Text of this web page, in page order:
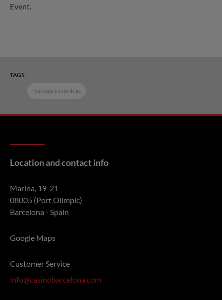
Event.
TAGS:
Torneos y crónicas
Location and contact info
Marina, 19-21
08005 (Port Olímpic)
Barcelona - Spain
Google Maps
Customer Service
info@casinobarcelona.com